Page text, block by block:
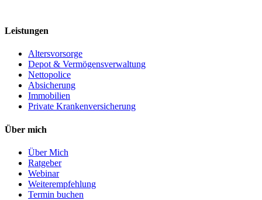
Leistungen
Altersvorsorge
Depot & Vermögensverwaltung
Nettopolice
Absicherung
Immobilien
Private Krankenversicherung
Über mich
Über Mich
Ratgeber
Webinar
Weiterempfehlung
Termin buchen